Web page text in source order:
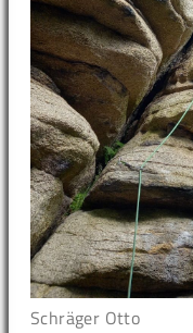
Schräger Otto